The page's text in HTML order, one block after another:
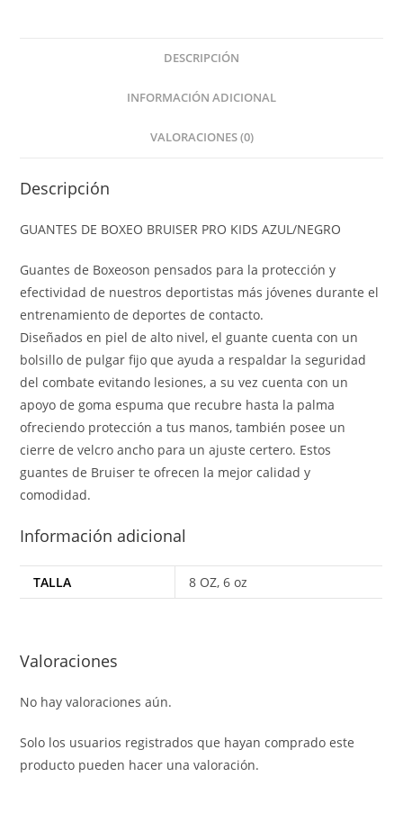
DESCRIPCIÓN
INFORMACIÓN ADICIONAL
VALORACIONES (0)
Descripción
GUANTES DE BOXEO BRUISER PRO KIDS AZUL/NEGRO
Guantes de Boxeoson pensados para la protección y
efectividad de nuestros deportistas más jóvenes durante el
entrenamiento de deportes de contacto.
Diseñados en piel de alto nivel, el guante cuenta con un
bolsillo de pulgar fijo que ayuda a respaldar la seguridad
del combate evitando lesiones, a su vez cuenta con un
apoyo de goma espuma que recubre hasta la palma
ofreciendo protección a tus manos, también posee un
cierre de velcro ancho para un ajuste certero. Estos
guantes de Bruiser te ofrecen la mejor calidad y
comodidad.
Información adicional
TALLA 8 OZ, 6 oz
Valoraciones
No hay valoraciones aún.
Solo los usuarios registrados que hayan comprado este
producto pueden hacer una valoración.